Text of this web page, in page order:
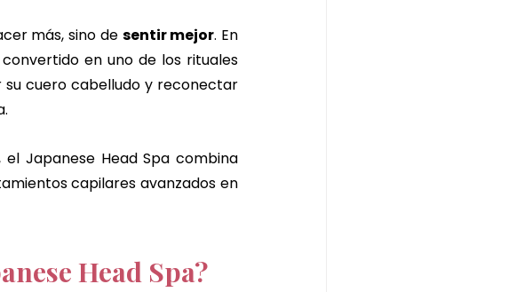
más, sino de sentir mejor. En
en uno de los rituales
su cuero cabelludo y reconectar
Japanese Head Spa combina
capilares avanzados en
Head Spa?